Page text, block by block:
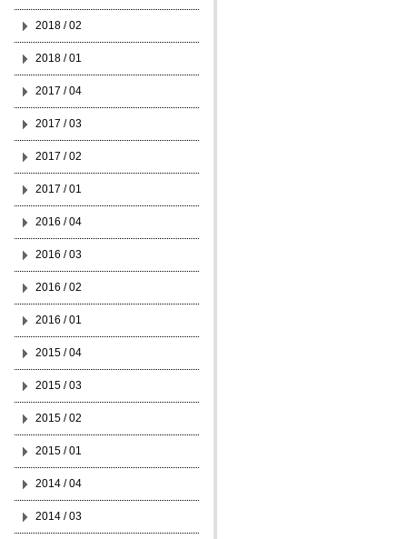
2018 / 02
2018 / 01
2017 / 04
2017 / 03
2017 / 02
2017 / 01
2016 / 04
2016 / 03
2016 / 02
2016 / 01
2015 / 04
2015 / 03
2015 / 02
2015 / 01
2014 / 04
2014 / 03